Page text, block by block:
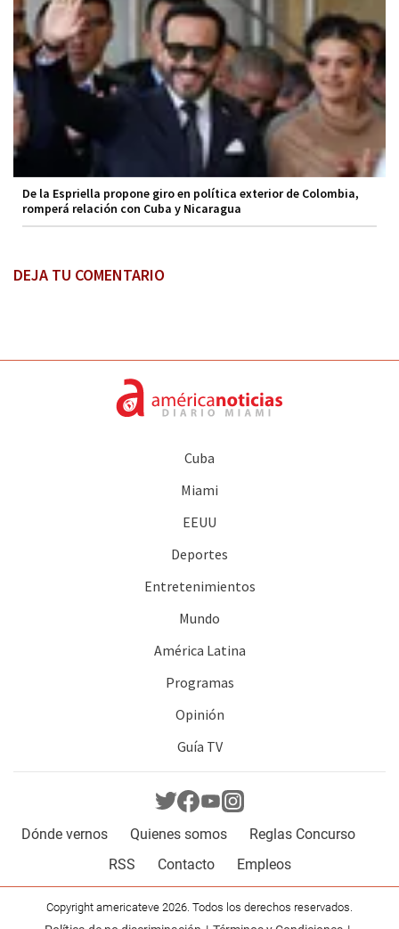
De la Espriella propone giro en política exterior de Colombia,
romperá relación con Cuba y Nicaragua
DEJA TU COMENTARIO
Cuba
Miami
EEUU
Deportes
Entretenimientos
Mundo
América Latina
Programas
Opinión
Guía TV
Dónde vernos Quienes somos
Reglas Concurso
RSS
Contacto Empleos
Copyright americateve 2026. Todos los derechos reservados.